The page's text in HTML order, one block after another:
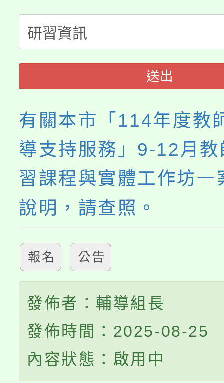
半價優惠，詳情可洽有
者。
份教師增能研習
大溪自造教育及科技中
份教師研習
淨零綠生活教案入校路
會
115年食農教育專業人
程
送出
有關本市「114年度教
導支持服務」9-12月
習課程與實體工作坊一
說明，請查照。
報名 公告
發佈者：輔導組長
發佈時間：2025-08-25
內容狀態：啟用中